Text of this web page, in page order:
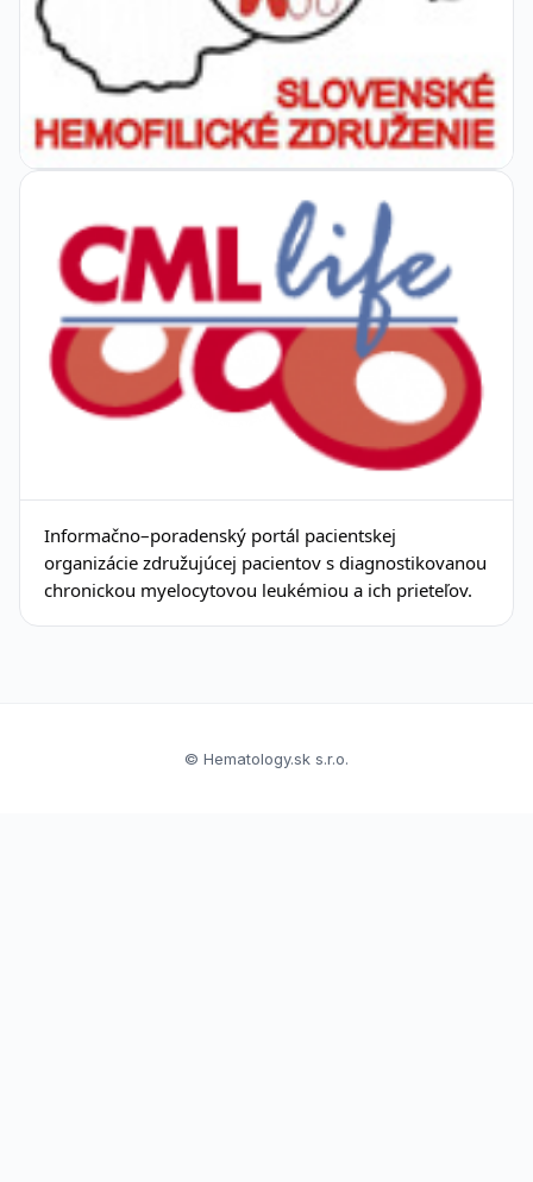
Informačno–poradenský portál pacientskej
organizácie združujúcej pacientov s diagnostikovanou
chronickou myelocytovou leukémiou a ich prieteľov.
© Hematology.sk s.r.o.